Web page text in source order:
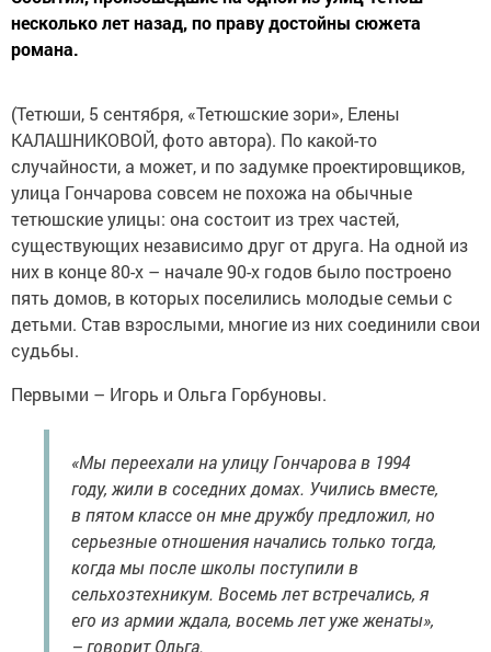
несколько лет назад, по праву достойны сюжета
романа.
(Тетюши, 5 сентября, «Тетюшские зори», Елены
КАЛАШНИКОВОЙ, фото автора). По какой-то
случайности, а может, и по задумке проектировщиков,
улица Гончарова совсем не похожа на обычные
тетюшские улицы: она состоит из трех частей,
существующих независимо друг от друга. На одной из
них в конце 80-х – начале 90-х годов было построено
пять домов, в которых поселились молодые ­семьи с
детьми. Став взрослыми, многие из них соединили свои
судьбы.
Первыми – Игорь и Ольга Горбуновы.
«Мы пере­ехали на улицу Гончарова в 1994
году, жили в соседних домах. Учились вместе,
в пятом классе он мне дружбу предложил, но
серьезные отношения начались только тогда,
когда мы после школы поступили в
сельхозтехникум. Восемь лет встречались, я
его из армии ждала, восемь лет уже женаты»,
– говорит Ольга.